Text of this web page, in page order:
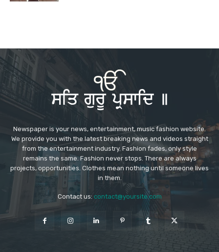
Newspaper is your news, entertainment, music fashion website.
We provide you with the latest breaking news and videos straight
from the entertainment industry. Fashion fades, only style
remains the same. Fashion never stops. There are always
projects, opportunities. Clothes mean nothing until someone lives
in them.
Contact us: contact@yoursite.com